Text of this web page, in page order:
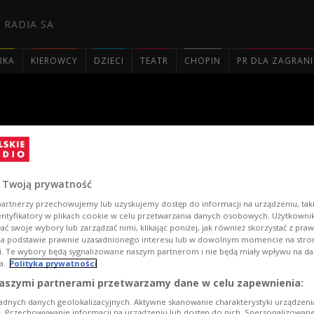
RADIA SA
KIEROWCY DZIECI TEATR CHOPIN PR DLA
- relacja z Gali Finałowej
Twoją prywatność
przechowujemy lub uzyskujemy dostęp do informacji na urządzeniu,
w plikach cookie w celu przetwarzania danych osobowych.
swoje wybory lub zarządzać nimi, klikając poniżej, jak również skorzystać z
podstawie prawnie uzasadnionego interesu lub w dowolnym momencie na
Te wybory będą sygnalizowane naszym partnerom i nie będą miały wpływu na
Polityka prywatności
partnerami przetwarzamy dane w celu zapewnienia:
danych geolokalizacyjnych. Aktywne skanowanie charakterystyki